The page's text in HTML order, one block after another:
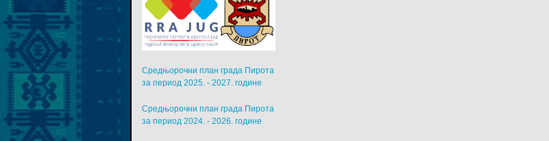
Средњорочни план града Пирота
за период 2025. - 2027. године
Средњорочни план града Пирота
за период 2024. - 2026. године